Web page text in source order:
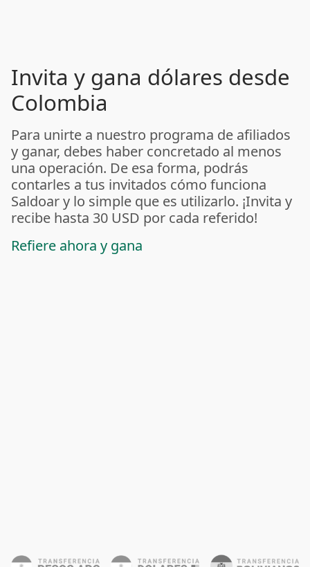
Invita y gana dólares desde
Colombia
Para unirte a nuestro programa de afiliados
y ganar, debes haber concretado al menos
una operación. De esa forma, podrás
contarles a tus invitados cómo funciona
Saldoar y lo simple que es utilizarlo. ¡Invita y
recibe hasta 30 USD por cada referido!
Refiere ahora y gana